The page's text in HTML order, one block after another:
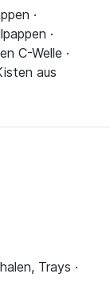
·
·
C-Welle ·
aus
Trays ·